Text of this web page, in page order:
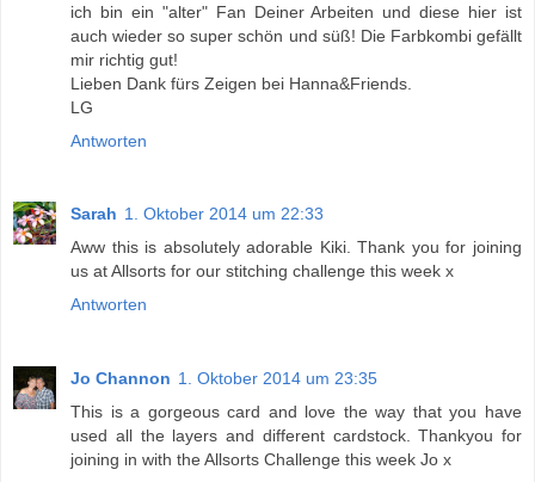
ich bin ein "alter" Fan Deiner Arbeiten und diese hier ist
auch wieder so super schön und süß! Die Farbkombi gefällt
mir richtig gut!
Lieben Dank fürs Zeigen bei Hanna&Friends.
LG
Antworten
Sarah 1. Oktober 2014 um 22:33
Aww this is absolutely adorable Kiki. Thank you for joining
us at Allsorts for our stitching challenge this week x
Antworten
Jo Channon 1. Oktober 2014 um 23:35
This is a gorgeous card and love the way that you have
used all the layers and different cardstock. Thankyou for
joining in with the Allsorts Challenge this week Jo x